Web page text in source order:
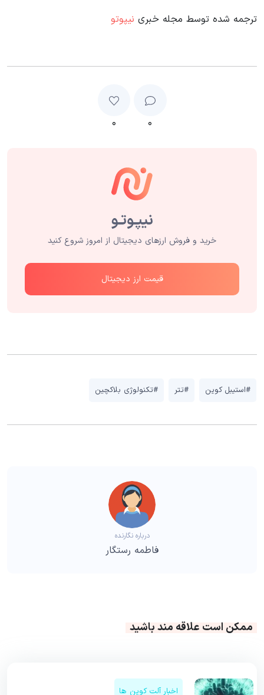
ترجمه شده توسط مجله خبری نیپوتو
۰ ۰
خرید و فروش ارزهای دیجیتال از امروز شروع کنید
قیمت ارز دیجیتال
#استیبل کوین #تتر #تکنولوژی بلاکچین
درباره نگارنده
فاطمه رستگار
ممکن است علاقه مند باشید
اخبار آلت کوین ها